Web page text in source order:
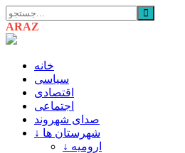
ARAZ
خانه
سیاسی
اقتصادی
اجتماعی
صدای شهروند
↓ شهرستان ها
↓ ارومیه